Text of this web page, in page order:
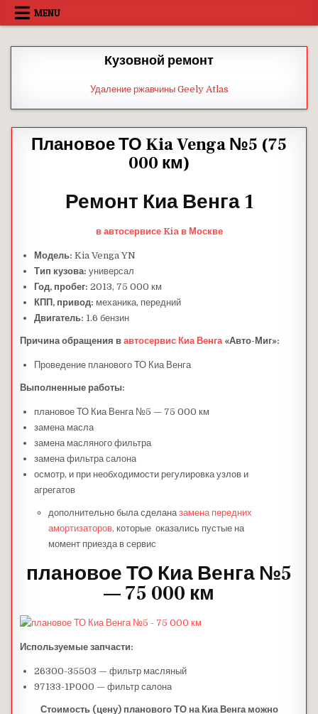
Skip
MENU
Кузовной ремонт
Удаление ржавчины Geely Atlas
Плановое ТО Kia Venga №5 (75
000 км)
Ремонт Киа Венга 1
в автосервисе Kia в Москве
Модель:Kia Venga YN
Тип кузова: универсал
Год, пробег: 2013, 75 000 км
КПП, привод: механика, передний
Двигатель: 1.6 бензин
Причина обращения вавтосервис Киа Венга «Авто-Миг»:
Проведение планового ТО Киа Венга
Выполненные работы:
плановое ТО Киа Венга №5 — 75 000 км
замена масла
замена масляного фильтра
замена фильтра салона
осмотр, и при необходимости регулировка узлов и
агрегатов
дополнительно была сделаназамена передних
амортизаторов, которые оказались пустые на
момент приезда в сервис
плановое ТО Киа Венга №5
— 75 000 км
Используемые запчасти:
26300-35503 — фильтр масляный
97133-1P000 — фильтр салона
Стоимость (цену) планового ТО на Киа Венга можно